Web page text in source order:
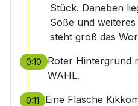
Stück. Daneben
Soße und
steht groß das
0:10
Roter Hintergrund
WAHL.
0:11
Eine Flasche